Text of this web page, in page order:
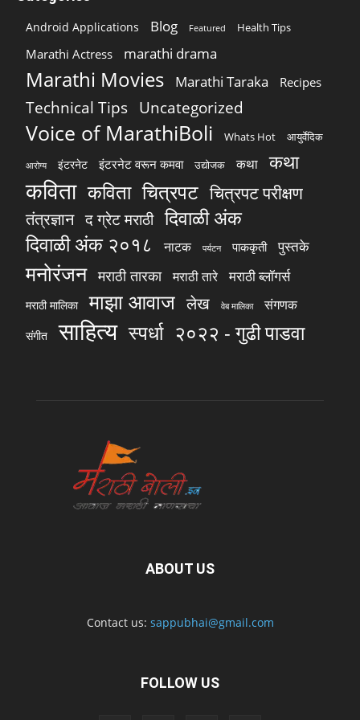
Android Applications Blog Featured Health Tips
Marathi Actress marathi drama
Marathi Movies Marathi Taraka Recipes
Technical Tips Uncategorized
Voice of MarathiBoli Whats Hot आयुर्वेदिक
आरोग्य इंटरनेट इंटरनेट वरून कमवा उद्योजक कथा कथा
कविता कविता चित्रपट चित्रपट परीक्षण
तंत्रज्ञान द ग्रेट मराठी दिवाळी अंक
दिवाळी अंक २०१८
नाटक पर्यटन पाककृती पुस्तके
मनोरंजन मराठी तारका मराठी तारे मराठी ब्लॉगर्स
मराठी मालिका माझा आवाज लेख वेब मालिका संगणक
संगीत साहित्य स्पर्धा २०२२ - गुढी पाडवा
ABOUT US
Contact us: sappubhai@gmail.com
FOLLOW US